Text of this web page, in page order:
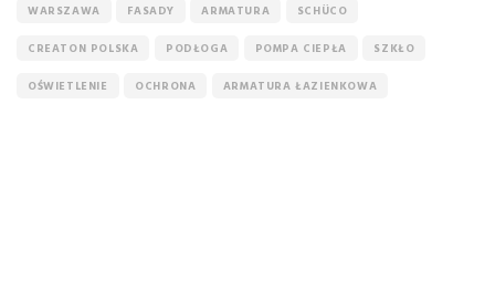
WARSZAWA FASADY ARMATURA SCHÜCO
CREATON POLSKA PODŁOGA POMPA CIEPŁA SZKŁO
OŚWIETLENIE OCHRONA ARMATURA ŁAZIENKOWA